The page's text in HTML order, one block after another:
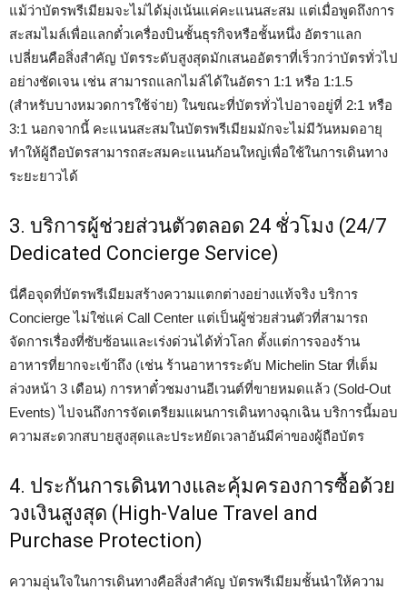
แม้ว่าบัตรพรีเมียมจะไม่ได้มุ่งเน้นแค่คะแนนสะสม แต่เมื่อพูดถึงการ
สะสมไมล์เพื่อแลกตั๋วเครื่องบินชั้นธุรกิจหรือชั้นหนึ่ง อัตราแลก
เปลี่ยนคือสิ่งสำคัญ บัตรระดับสูงสุดมักเสนออัตราที่เร็วกว่าบัตรทั่วไป
อย่างชัดเจน เช่น สามารถแลกไมล์ได้ในอัตรา 1:1 หรือ 1:1.5
(สำหรับบางหมวดการใช้จ่าย) ในขณะที่บัตรทั่วไปอาจอยู่ที่ 2:1 หรือ
3:1 นอกจากนี้ คะแนนสะสมในบัตรพรีเมียมมักจะไม่มีวันหมดอายุ
ทำให้ผู้ถือบัตรสามารถสะสมคะแนนก้อนใหญ่เพื่อใช้ในการเดินทาง
ระยะยาวได้
3. บริการผู้ช่วยส่วนตัวตลอด 24 ชั่วโมง (24/7
Dedicated Concierge Service)
นี่คือจุดที่บัตรพรีเมียมสร้างความแตกต่างอย่างแท้จริง บริการ
Concierge ไม่ใช่แค่ Call Center แต่เป็นผู้ช่วยส่วนตัวที่สามารถ
จัดการเรื่องที่ซับซ้อนและเร่งด่วนได้ทั่วโลก ตั้งแต่การจองร้าน
อาหารที่ยากจะเข้าถึง (เช่น ร้านอาหารระดับ Michelin Star ที่เต็ม
ล่วงหน้า 3 เดือน) การหาตั๋วชมงานอีเวนต์ที่ขายหมดแล้ว (Sold-Out
Events) ไปจนถึงการจัดเตรียมแผนการเดินทางฉุกเฉิน บริการนี้มอบ
ความสะดวกสบายสูงสุดและประหยัดเวลาอันมีค่าของผู้ถือบัตร
4. ประกันการเดินทางและคุ้มครองการซื้อด้วย
วงเงินสูงสุด (High-Value Travel and
Purchase Protection)
ความอุ่นใจในการเดินทางคือสิ่งสำคัญ บัตรพรีเมียมชั้นนำให้ความ